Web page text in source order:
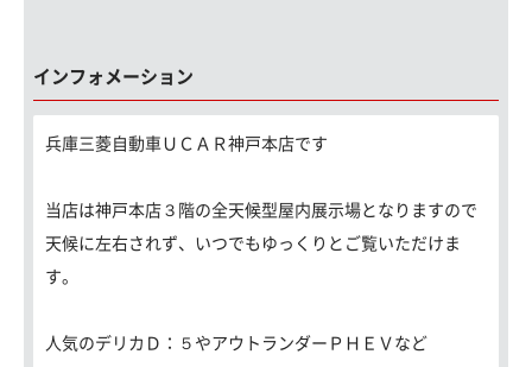
インフォメーション
兵庫三菱自動車ＵＣＡＲ神戸本店です
当店は神戸本店３階の全天候型屋内展示場となりますので
天候に左右されず、いつでもゆっくりとご覧いただけま
す。
人気のデリカＤ：５やアウトランダーＰＨＥＶなど